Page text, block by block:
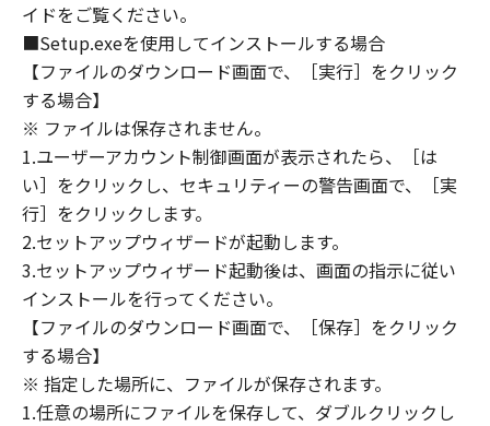
７．保証の否認・免責
(1) 「本ソフトウェア」は、『現状のまま』の
状態で使用許諾されます。キヤノン、キヤノン
のライセンサー、キヤノンの子会社、キヤノン
の関連会社、それらの販売代理店または販売店
のいずれも、「本ソフトウェア」に関して、商
品性および特定の目的への適合性の保証を含
め、いかなる保証も、明示たると黙示たるとを
問わず一切しないものとします。
(2) キヤノン、キヤノンのライセンサー、キヤノ
ンの子会社、キヤノンの関連会社、それらの販
売代理店または販売店のいずれも、「本ソフト
ウェア」の使用または使用不能から生ずるいか
なる損害（逸失利益およびその他の派生的また
は付随的な損害を含むがこれらに限定されない
イドをご覧ください。
■Setup.exeを使用してインストールする場合
【ファイルのダウンロード画面で、［実行］をクリック
する場合】
※ ファイルは保存されません。
1.ユーザーアカウント制御画面が表示されたら、［は
い］をクリックし、セキュリティーの警告画面で、［実
行］をクリックします。
2.セットアップウィザードが起動します。
3.セットアップウィザード起動後は、画面の指示に従い
インストールを行ってください。
【ファイルのダウンロード画面で、［保存］をクリック
する場合】
※ 指定した場所に、ファイルが保存されます。
1.任意の場所にファイルを保存して、ダブルクリックし